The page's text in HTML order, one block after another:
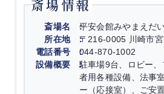
斎場情報
斎場名
平安会館みやまえだ
所在地
〒216-0005 川崎市
電話番号
044-870-1002
設備概要
駐車場9台、ロビー
者用各種設備、法事
ー（応接室）、ご安